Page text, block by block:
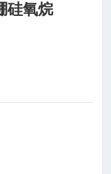
硅氧烷